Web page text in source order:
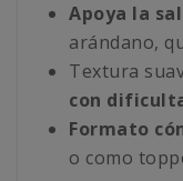
Apoya la
arándano,
Textura
con
Formato
o como